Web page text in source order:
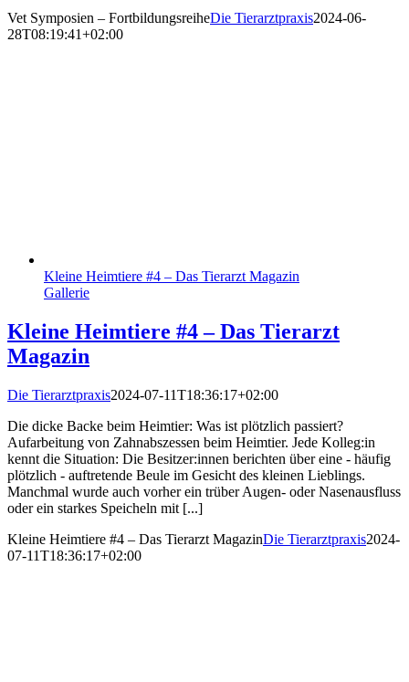
Vet Symposien – FortbildungsreiheDie Tierarztpraxis2024-06-
28T08:19:41+02:00
Kleine Heimtiere #4 – Das Tierarzt Magazin
Gallerie
Kleine Heimtiere #4 – Das Tierarzt
Magazin
Die Tierarztpraxis2024-07-11T18:36:17+02:00
Die dicke Backe beim Heimtier: Was ist plötzlich passiert?
Aufarbeitung von Zahnabszessen beim Heimtier. Jede Kolleg:in
kennt die Situation: Die Besitzer:innen berichten über eine - häufig
plötzlich - auftretende Beule im Gesicht des kleinen Lieblings.
Manchmal wurde auch vorher ein trüber Augen- oder Nasenausfluss
oder ein starkes Speicheln mit [...]
Kleine Heimtiere #4 – Das Tierarzt MagazinDie Tierarztpraxis2024-
07-11T18:36:17+02:00